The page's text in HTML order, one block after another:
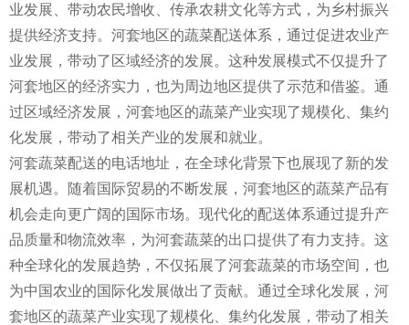
业发展、带动农民增收、传承农耕文化等方式，为乡村振兴
提供经济支持。河套地区的蔬菜配送体系，通过促进农业产
业发展，带动了区域经济的发展。这种发展模式不仅提升了
河套地区的经济实力，也为周边地区提供了示范和借鉴。通
过区域经济发展，河套地区的蔬菜产业实现了规模化、集约
化发展，带动了相关产业的发展和就业。
河套蔬菜配送的电话地址，在全球化背景下也展现了新的发
展机遇。随着国际贸易的不断发展，河套地区的蔬菜产品有
机会走向更广阔的国际市场。现代化的配送体系通过提升产
品质量和物流效率，为河套蔬菜的出口提供了有力支持。这
种全球化的发展趋势，不仅拓展了河套蔬菜的市场空间，也
为中国农业的国际化发展做出了贡献。通过全球化发展，河
套地区的蔬菜产业实现了规模化、集约化发展，带动了相关